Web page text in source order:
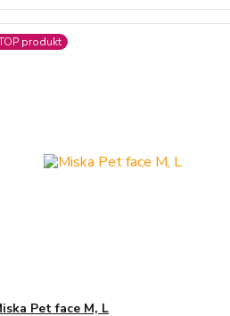
produkt
Pet face M, L